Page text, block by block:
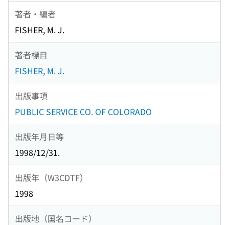
著者・編者
FISHER, M. J.
著者標目
FISHER, M. J.
出版事項
PUBLIC SERVICE CO. OF COLORADO
出版年月日等
1998/12/31.
出版年（W3CDTF）
1998
出版地（国名コード）